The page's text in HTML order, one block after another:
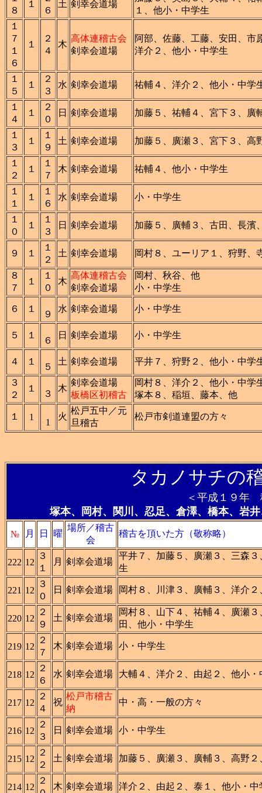
８
１
６
土 剣幸会道場
１、他小・中学生
１
７
１
６
１
２
４
木
高体連稽古会
剣幸会道場
阿部、佐藤、工藤、安田、市
洋介２、他小・中学生
１
５
１
２
３
水 剣幸会道場 祐輔４、洋介２、他小・中学
１
４
１
２
０
日 剣幸会道場 加藤５、祐輔４、宮下３、廣
１
３
１
１
９
土 剣幸会道場 加藤５、廣瀬３、宮下３、高
１
２
１
１
７
木 剣幸会道場 祐輔４、他小・中学生
１
１
１
１
６
水 剣幸会道場 小・中学生
１
０
１
１
３
日 剣幸会道場 加藤５、廣輔３、古田、長濱
９ １
１
２
土 剣幸会道場 岡村８、ユーリア１、狩野、
８
７
１
１
０
木
高体連稽古会
剣幸会道場
岡村、秋谷、他
小・中学生
６ １
９
水 剣幸会道場 小・中学生
５ １
６
日 剣幸会道場 小・中学生
４ １
５
土 剣幸会道場 平井７、狩野２、他小・中学
３
２
１
３
木
剣幸会道場
板橋区初稽古
岡村８、洋介２、他小・中学
塚本８、稲垣、藤本、他
１ 1
1
火
松戸五中／元
旦稽古
松戸市剣道連盟の方々
タカノサチの
＜平成１９年
塚本、岡村、関川、忍足、倉澤、橋本、岩
№ 月 日 曜
場所／稽古
会
稽古を頂いた方（敬称略）
222 12
３
１
月 剣幸会道場
平井７、加藤５、廣瀬３、三森
生
221 12
３
０
日 剣幸会道場 岡村８、川津３、廣輔３、洋介
220 12
２
９
土 剣幸会道場
岡村８、山下４、祐輔４、廣瀬
田、他小・中学生
219 12
２
７
木 剣幸会道場 小・中学生
218 12
２
６
水 剣幸会道場 大輔４、洋介２、由起２、他小・
217 12
２
４
祝
松戸市稽古
納
中・高・一般の方々
216 12
２
３
日 剣幸会道場 小・中学生
215 12
２
２
土 剣幸会道場 加藤５、廣瀬３、廣輔３、高野
214 12
２
木 剣幸会道場 洋介２、由起２、泰１、他小・中